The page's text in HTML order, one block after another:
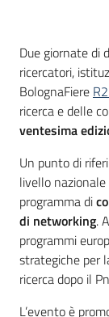
e
partecipazione
Seguici
su
Due giornate di
ricercatori,
BolognaFiere
ricerca e delle
ventesima
Un punto di
livello
programma di
di networking.
programmi
strategiche per
ricerca dopo il
L’evento è